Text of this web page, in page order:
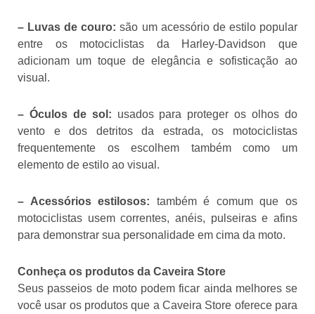
– Luvas de couro: são um acessório de estilo popular
entre os motociclistas da Harley-Davidson que
adicionam um toque de elegância e sofisticação ao
visual.
– Óculos de sol: usados para proteger os olhos do
vento e dos detritos da estrada, os motociclistas
frequentemente os escolhem também como um
elemento de estilo ao visual.
– Acessórios estilosos: também é comum que os
motociclistas usem correntes, anéis, pulseiras e afins
para demonstrar sua personalidade em cima da moto.
Conheça os produtos da Caveira Store
Seus passeios de moto podem ficar ainda melhores se
você usar os produtos que a Caveira Store oferece para